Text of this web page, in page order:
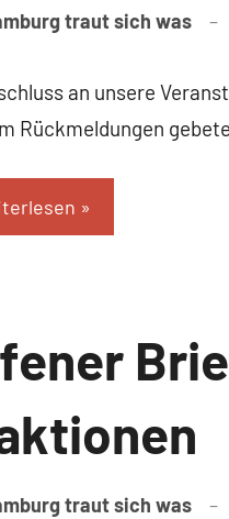
traut sich was
an unsere
Rückmeldungen
traut sich was